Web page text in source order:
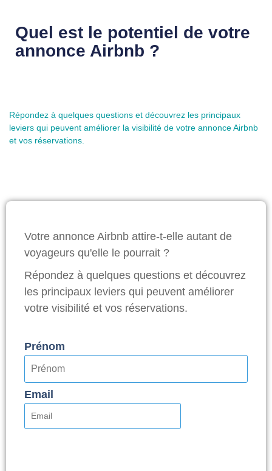
Quel est le potentiel de votre
annonce Airbnb ?
Répondez à quelques questions et découvrez les principaux
leviers qui peuvent améliorer la visibilité de votre annonce Airbnb
et vos réservations.
Votre annonce Airbnb attire-t-elle autant de
voyageurs qu'elle le pourrait ?
Répondez à quelques questions et découvrez
les principaux leviers qui peuvent améliorer
votre visibilité et vos réservations.
Prénom
Email